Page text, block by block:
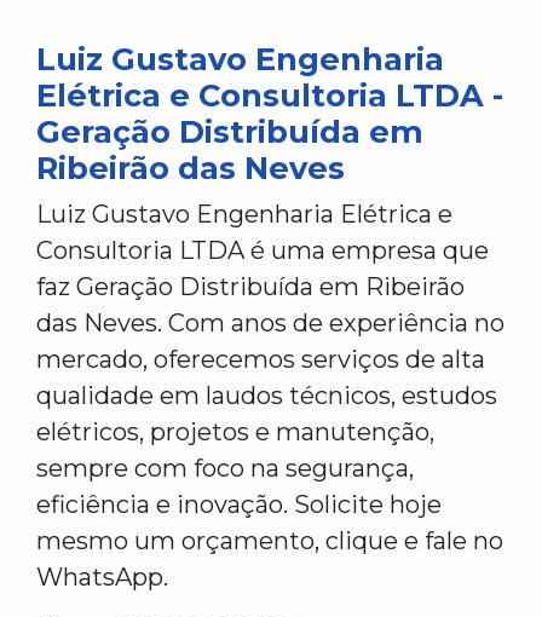
Luiz Gustavo Engenharia
Elétrica e Consultoria LTDA -
Geração Distribuída em
Ribeirão das Neves
Luiz Gustavo Engenharia Elétrica e
Consultoria LTDA é uma empresa que
faz Geração Distribuída em Ribeirão
das Neves. Com anos de experiência no
mercado, oferecemos serviços de alta
qualidade em laudos técnicos, estudos
elétricos, projetos e manutenção,
sempre com foco na segurança,
eficiência e inovação. Solicite hoje
mesmo um orçamento, clique e fale no
WhatsApp.